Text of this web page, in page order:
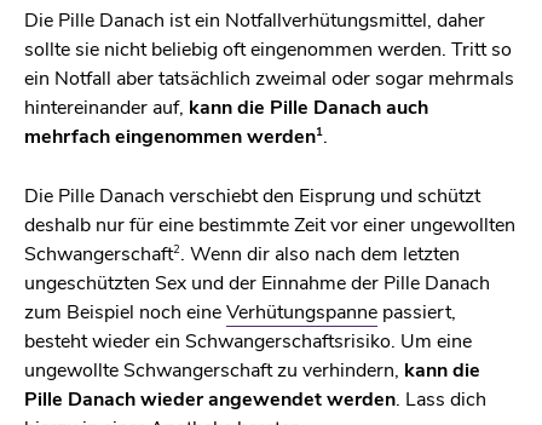
Die Pille Danach ist ein Notfallverhütungsmittel, daher
sollte sie nicht beliebig oft eingenommen werden. Tritt so
ein Notfall aber tatsächlich zweimal oder sogar mehrmals
hintereinander auf, kann die Pille Danach auch
mehrfach eingenommen werden1.
Die Pille Danach verschiebt den Eisprung und schützt
deshalb nur für eine bestimmte Zeit vor einer ungewollten
Schwangerschaft2. Wenn dir also nach dem letzten
ungeschützten Sex und der Einnahme der Pille Danach
zum Beispiel noch eineVerhütungspanne passiert,
besteht wieder ein Schwangerschaftsrisiko. Um eine
ungewollte Schwangerschaft zu verhindern, kann die
Pille Danach wieder angewendet werden. Lass dich